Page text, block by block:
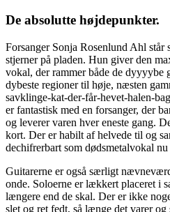
De absolutte højdepunkter.
Forsanger Sonja Rosenlund Ahl står
stjerner på pladen. Hun giver den
vokal, der rammer både de dyyyybe
dybeste regioner til høje, næsten
savklinge-kat-der-får-hevet-halen-
er fantastisk med en forsanger, der
og leverer varen hver eneste gang.
kort. Der er habilt af helvede til og
dechifrerbart som dødsmetalvokal
Guitarerne er også særligt
onde. Soloerne er lækkert placeret i
længere end de skal. Der er ikke
slet og ret fedt, så længe det varer og